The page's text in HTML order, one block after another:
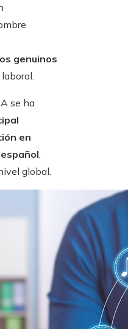
genuinos
se ha
en
,
global.